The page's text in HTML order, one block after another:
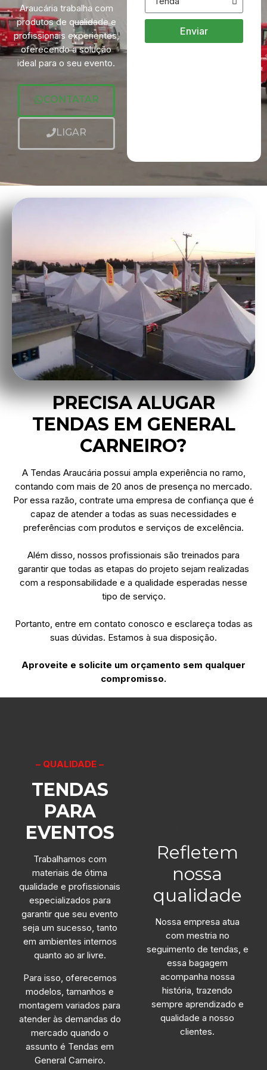
Araucária trabalha com
produtos de qualidade e
profissionais experientes,
oferecendo a solução
ideal para o seu evento.
CONTATAR
LIGAR
Enviar
PRECISA ALUGAR
TENDAS EM GENERAL
CARNEIRO?
A Tendas Araucária possui ampla experiência no ramo,
contando com mais de 20 anos de presença no mercado.
Por essa razão, contrate uma empresa de confiança que é
capaz de atender a todas as suas necessidades e
preferências com produtos e serviços de excelência.
Além disso, nossos profissionais são treinados para
garantir que todas as etapas do projeto sejam realizadas
com a responsabilidade e a qualidade esperadas nesse
tipo de serviço.
Portanto, entre em contato conosco e esclareça todas as
suas dúvidas. Estamos à sua disposição.
Aproveite e solicite um orçamento sem qualquer
compromisso.
– QUALIDADE –
TENDAS
PARA
EVENTOS
Trabalhamos com
materiais de ótima
qualidade e profissionais
especializados para
garantir que seu evento
seja um sucesso, tanto
em ambientes internos
quanto ao ar livre.
Para isso, oferecemos
modelos, tamanhos e
montagem variados para
atender às demandas do
mercado quando o
assunto é Tendas em
General Carneiro.
Refletem
nossa
qualidade
Nossa empresa atua
com mestria no
seguimento de tendas, e
essa bagagem
acompanha nossa
história, trazendo
sempre aprendizado e
qualidade a nosso
clientes.